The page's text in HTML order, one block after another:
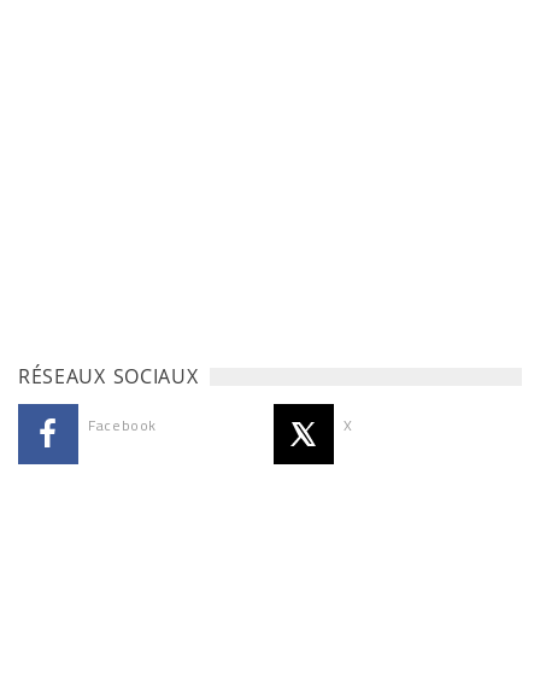
RÉSEAUX SOCIAUX
Facebook X